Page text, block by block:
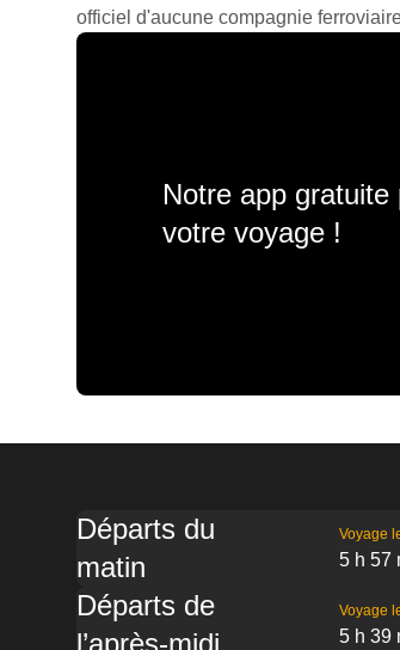
officiel d'aucune compagnie
Notre app
votre voyage !
Départs du
matin
Voyage
5 h 57
Départs de
l’après-midi
Voyage
5 h 39